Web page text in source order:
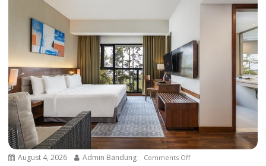
e
o
t
g
o
August 4, 2026 Admin Bandung Comments Offo